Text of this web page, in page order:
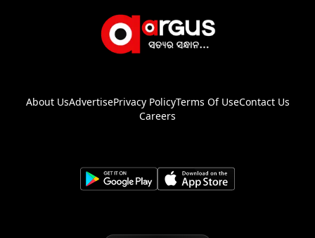
About UsAdvertisePrivacy PolicyTerms Of UseContact Us
Careers